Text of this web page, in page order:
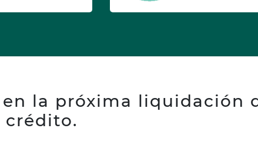
la próxima liquidación